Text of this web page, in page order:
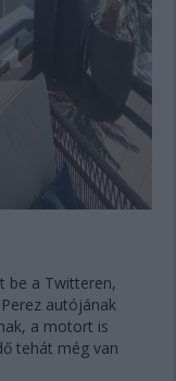
be a Twitteren,
autójának
a motort is
tehát még van